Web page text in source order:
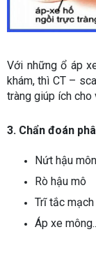
Với những ổ áp
khám, thì CT –
tràng giúp ích cho
3. Chẩn đoán
Nứt hậu môn
Rò hậu mô
Trĩ tắc mạch
Áp xe